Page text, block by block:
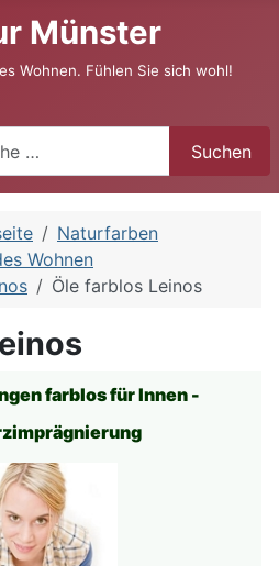
Münster
Wohnen. Fühlen Sie sich wohl!
Suchen
Naturfarben
Wohnen
Öle farblos Leinos
farblosfür Innen -